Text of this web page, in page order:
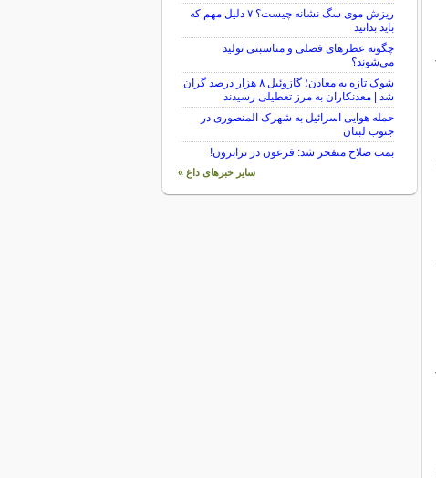
ریزش موی سگ نشانه چیست؟ ۷ دلیل مهم که
باید بدانید
چگونه عطرهای فصلی و مناسبتی تولید
می‌شوند؟
شوک تازه به معادن؛ گازوئیل ۸ هزار درصد گران
شد | معدنکاران به مرز تعطیلی رسیدند
حمله هوایی اسرائیل به شهرک المنصوری در
جنوب لبنان
بمب صلاح منفجر شد: فرعون در ترابزون!
سایر خبرهای داغ »